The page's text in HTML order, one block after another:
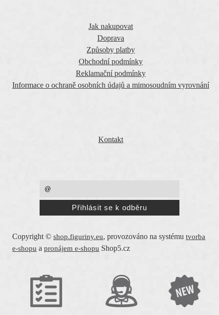
Jak nakupovat
Doprava
Způsoby platby
Obchodní podmínky
Reklamační podmínky
Informace o ochraně osobních údajů a mimosoudním vyrovnání
Kontakt
Copyright © shop.figuriny.eu, provozováno na systému tvorba
e-shopu a pronájem e-shopu Shop5.cz